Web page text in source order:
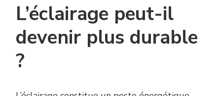
L’éclairage peut-il
devenir plus durable
?